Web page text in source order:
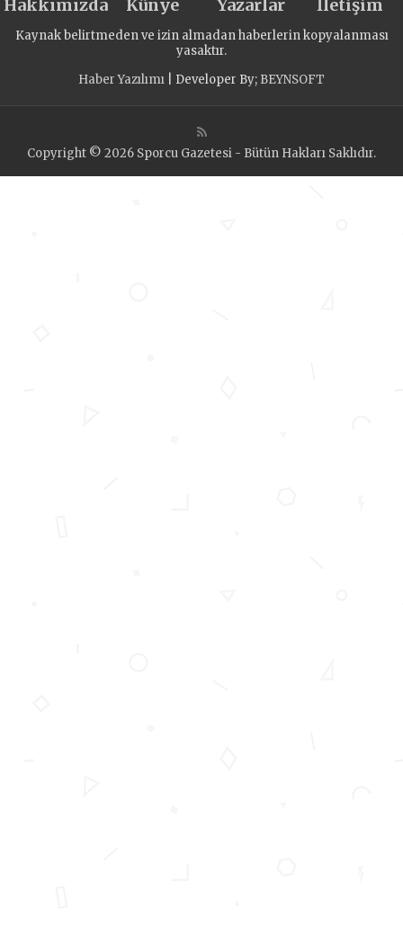
Hakkımızda Künye Yazarlar İletişim
Kaynak belirtmeden ve izin almadan haberlerin kopyalanması
yasaktır.
Haber Yazılımı | Developer By; BEYNSOFT
Copyright © 2026 Sporcu Gazetesi - Bütün Hakları Saklıdır.